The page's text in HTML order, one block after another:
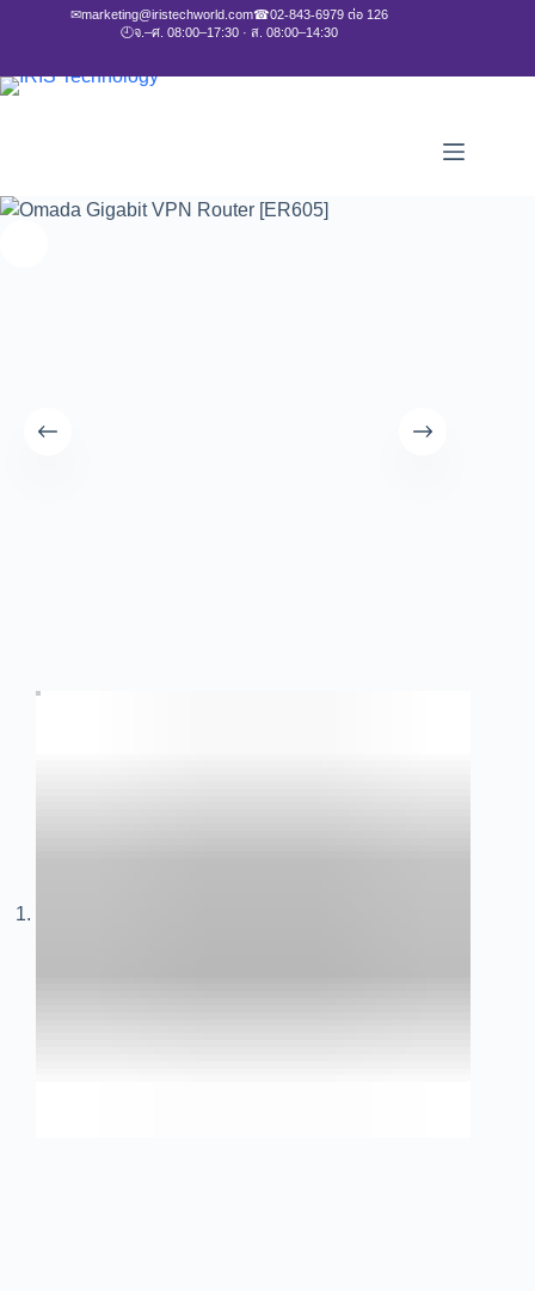
✉marketing@iristechworld.com☎02-843-6979 ต่อ 126
🕘จ.–ศ. 08:00–17:30 · ส. 08:00–14:30